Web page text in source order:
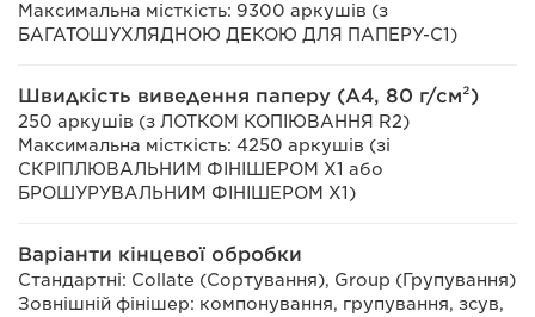
Максимальна місткість: 9300 аркушів (з
БАГАТОШУХЛЯДНОЮ ДЕКОЮ ДЛЯ ПАПЕРУ-C1)
Швидкість виведення паперу (A4, 80 г/см²)
250 аркушів (з ЛОТКОМ КОПІЮВАННЯ R2)
Максимальна місткість: 4250 аркушів (зі
СКРІПЛЮВАЛЬНИМ ФІНІШЕРОМ Х1 або
БРОШУРУВАЛЬНИМ ФІНІШЕРОМ Х1)
Варіанти кінцевої обробки
Стандартні: Collate (Сортування), Group (Групування)
Зовнішній фінішер: компонування, групування, зсув,